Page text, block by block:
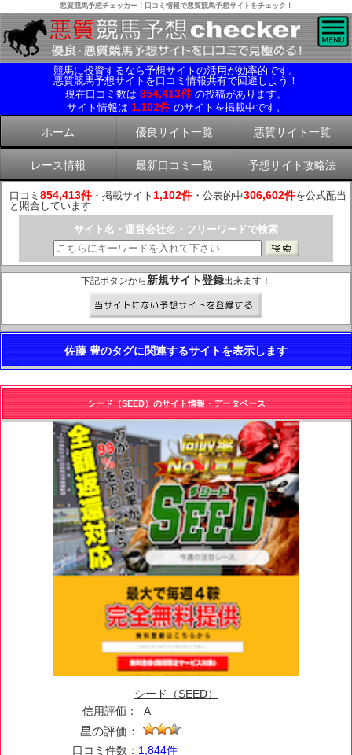
悪質競馬予想チェッカー！口コミ情報で悪質競馬予想サイトをチェック！
競馬に投資するなら予想サイトの活用が効率的です。
悪質競馬予想サイトを口コミ情報共有で回避しよう！
現在口コミ数は 854,413件 の投稿があります。
サイト情報は 1,102件 のサイトを掲載中です。
ホーム 優良サイト一覧 悪質サイト一覧
レース情報 最新口コミ一覧 予想サイト攻略法
口コミ 854,413件・掲載サイト 1,102件・公表的中306,602件を公式配当
と照合しています
サイト名・運営会社名・フリーワードで検索
下記ボタンから 新規サイト登録出来ます！
佐藤 豊のタグに関連するサイトを表示します
シード（SEED）のサイト情報・データベース
シード（SEED）
信用評価：
A
星の評価：
口コミ件数： 1,844件